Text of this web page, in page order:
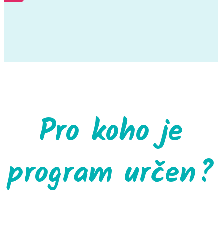
Pro koho je
program určen?